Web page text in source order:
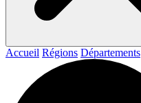
Accueil Régions Départements